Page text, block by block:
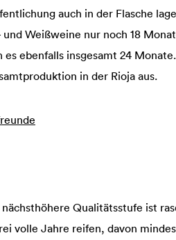
auch in der Flasche
Weißweine nur noch 18
es ebenfalls insgesamt 24
in der Rioja aus.
Qualitätsstufe ist
volle Jahre reifen, davon